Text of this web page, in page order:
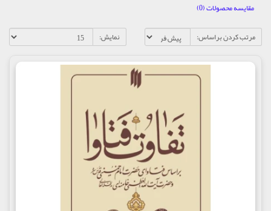
مقایسه محصولات (0)
مرتب کردن براساس:
نمایش: